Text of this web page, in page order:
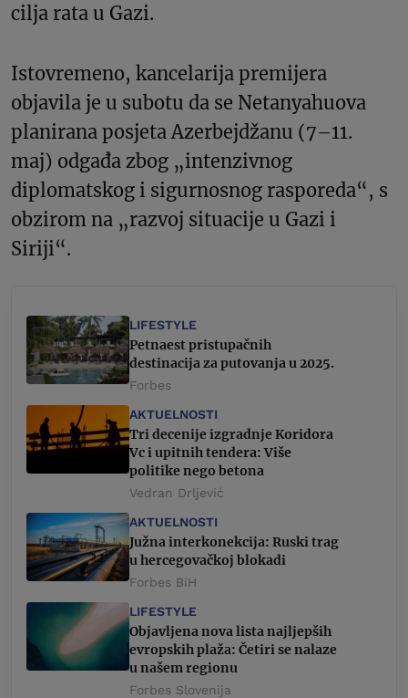
cilja rata u Gazi.
Istovremeno, kancelarija premijera
objavila je u subotu da se Netanyahuova
planirana posjeta Azerbejdžanu (7–11.
maj) odgađa zbog „intenzivnog
diplomatskog i sigurnosnog rasporeda“, s
obzirom na „razvoj situacije u Gazi i
Siriji“.
LIFESTYLE
Petnaest pristupačnih
destinacija za putovanja u 2025.
Forbes
AKTUELNOSTI
Tri decenije izgradnje Koridora
Vc i upitnih tendera: Više
politike nego betona
Vedran Drljević
AKTUELNOSTI
Južna interkonekcija: Ruski trag
u hercegovačkoj blokadi
Forbes BiH
LIFESTYLE
Objavljena nova lista najljepših
evropskih plaža: Četiri se nalaze
u našem regionu
Forbes Slovenija